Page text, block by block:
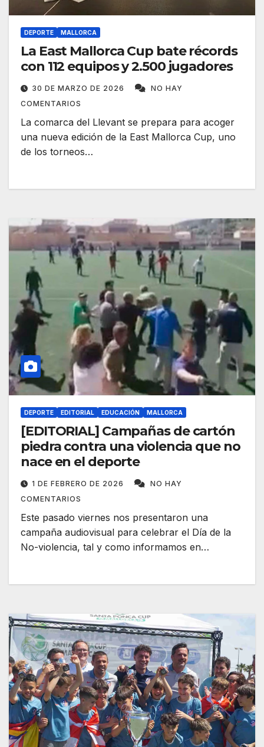
DEPORTE MALLORCA
La East Mallorca Cup bate récords
con 112 equipos y 2.500 jugadores
30 DE MARZO DE 2026
NO HAY
COMENTARIOS
La comarca del Llevant se prepara para acoger
una nueva edición de la East Mallorca Cup, uno
de los torneos…
DEPORTE EDITORIAL EDUCACIÓN MALLORCA
[EDITORIAL] Campañas de cartón
piedra contra una violencia que no
nace en el deporte
1 DE FEBRERO DE 2026
NO HAY
COMENTARIOS
Este pasado viernes nos presentaron una
campaña audiovisual para celebrar el Día de la
No-violencia, tal y como informamos en…